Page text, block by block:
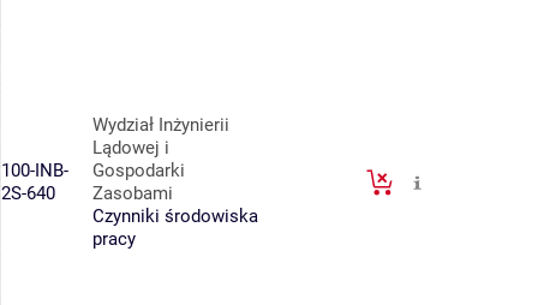
100-INB-
2S-640
Wydział Inżynierii
Lądowej i
Gospodarki
Zasobami
Czynniki środowiska
pracy